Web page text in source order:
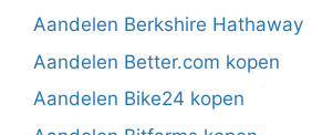
Aandelen Berkshire Hathaway
Aandelen Better.com kopen
Aandelen Bike24 kopen